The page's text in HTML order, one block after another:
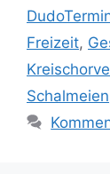
Freizeit,
Schalmeien